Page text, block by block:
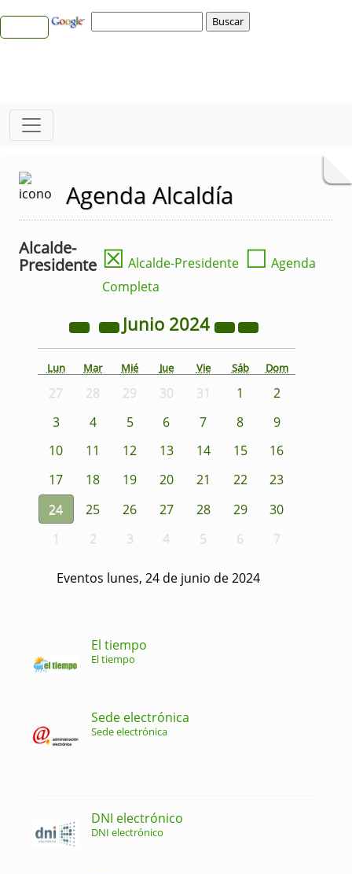
Agenda Alcaldía
Alcalde-
Presidente ☒ Alcalde-Presidente ☐ Agenda
Completa
Junio 2024
Lun Mar Mié Jue Vie Sáb Dom
27 28 29 30 31 1
2
3
4 5 6 7 8
9
10
11 12 13 14 15
16
17
18 19 20 21 22
23
24
25 26 27 28 29
30
1
2 3 4 5 6 7
Eventos lunes, 24 de junio de 2024
El tiempo
El tiempo
Sede electrónica
Sede electrónica
DNI electrónico
DNI electrónico